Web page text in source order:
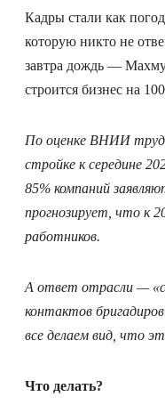
Кадры стали как
которую никто не
завтра дождь —
строится бизнес на
По оценке ВНИИ
стройке к середине
85% компаний
прогнозирует, что к
работников.
А ответ отрасли —
контактов
все делаем вид, что
Что делать?